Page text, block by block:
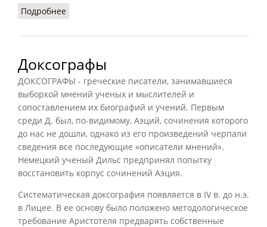
Подробнее
Доксографы
ДОКСОГРАФЫ - греческие писатели, занимавшиеся
выборкой мнений ученых и мыслителей и
сопоставлением их биографий и учений. Первым
среди Д. был, по-видимому, Аэций, сочинения которого
до нас не дошли, однако из его произведений черпали
сведения все последующие «описатели мнений».
Немецкий ученый Дильс предпринял попытку
восстановить корпус сочинений Аэция.
Систематическая доксография появляется в IV в. до н.э.
в Лицее. В ее основу было положено методологическое
требование Аристотеля предварять собственные